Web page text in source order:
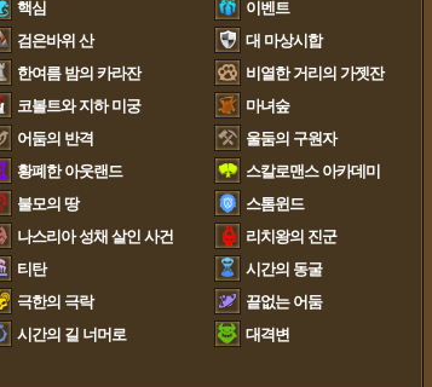
핵심
이벤트
검은바위 산
대 마상시합
한여름 밤의 카라잔
비열한 거리의 가젯잔
코볼트와 지하 미궁
마녀숲
어둠의 반격
울둠의 구원자
황폐한 아웃랜드
스칼로맨스 아카데미
불모의 땅
스톰윈드
나스리아 성채 살인 사건
리치왕의 진군
티탄
시간의 동굴
극한의 극락
끝없는 어둠
시간의 길 너머로
대격변